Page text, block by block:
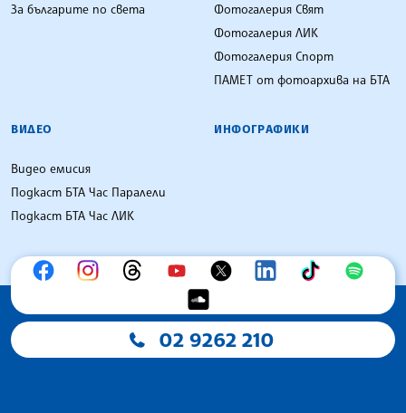
За българите по света
Фотогалерия Свят
Фотогалерия ЛИК
Фотогалерия Спорт
ПАМЕТ от фотоархива на БТА
ВИДЕО
Видео емисия
Подкаст БТА Час Паралели
Подкаст БТА Час ЛИК
ИНФОГРАФИКИ
02 9262 210